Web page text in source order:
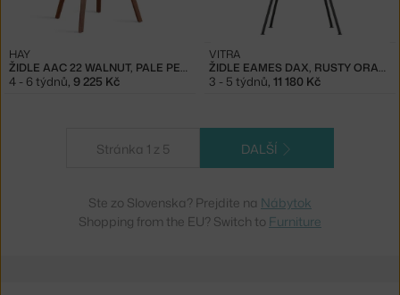
ŽIDLE AAC 22 WALNUT, PALE PEACH
HAY
4 - 6 týdnů, 9 225 Kč
ŽIDLE EAMES DAX, RUSTY ORANGE
VITRA
3 - 5 týdnů, 11 180 Kč
Stránka 1 z 5 DALŠÍ
Ste zo Slovenska? Prejdite na Nábytok
Shopping from the EU? Switch to Furniture